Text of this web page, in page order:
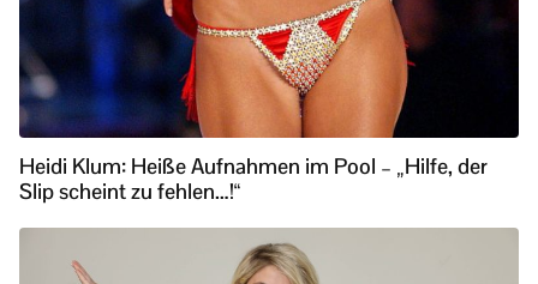
Heidi Klum: Heiße Aufnahmen im Pool – „Hilfe, der
Slip scheint zu fehlen…!“